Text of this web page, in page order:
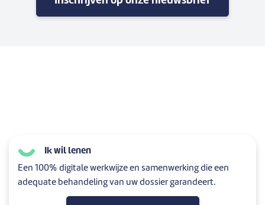
Ik wil lenen
Een 100% digitale werkwijze en samenwerking die een
adequate behandeling van uw dossier garandeert.